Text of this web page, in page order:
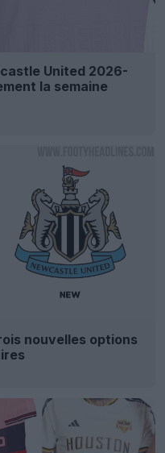
United 2026-
la semaine
nouvelles options